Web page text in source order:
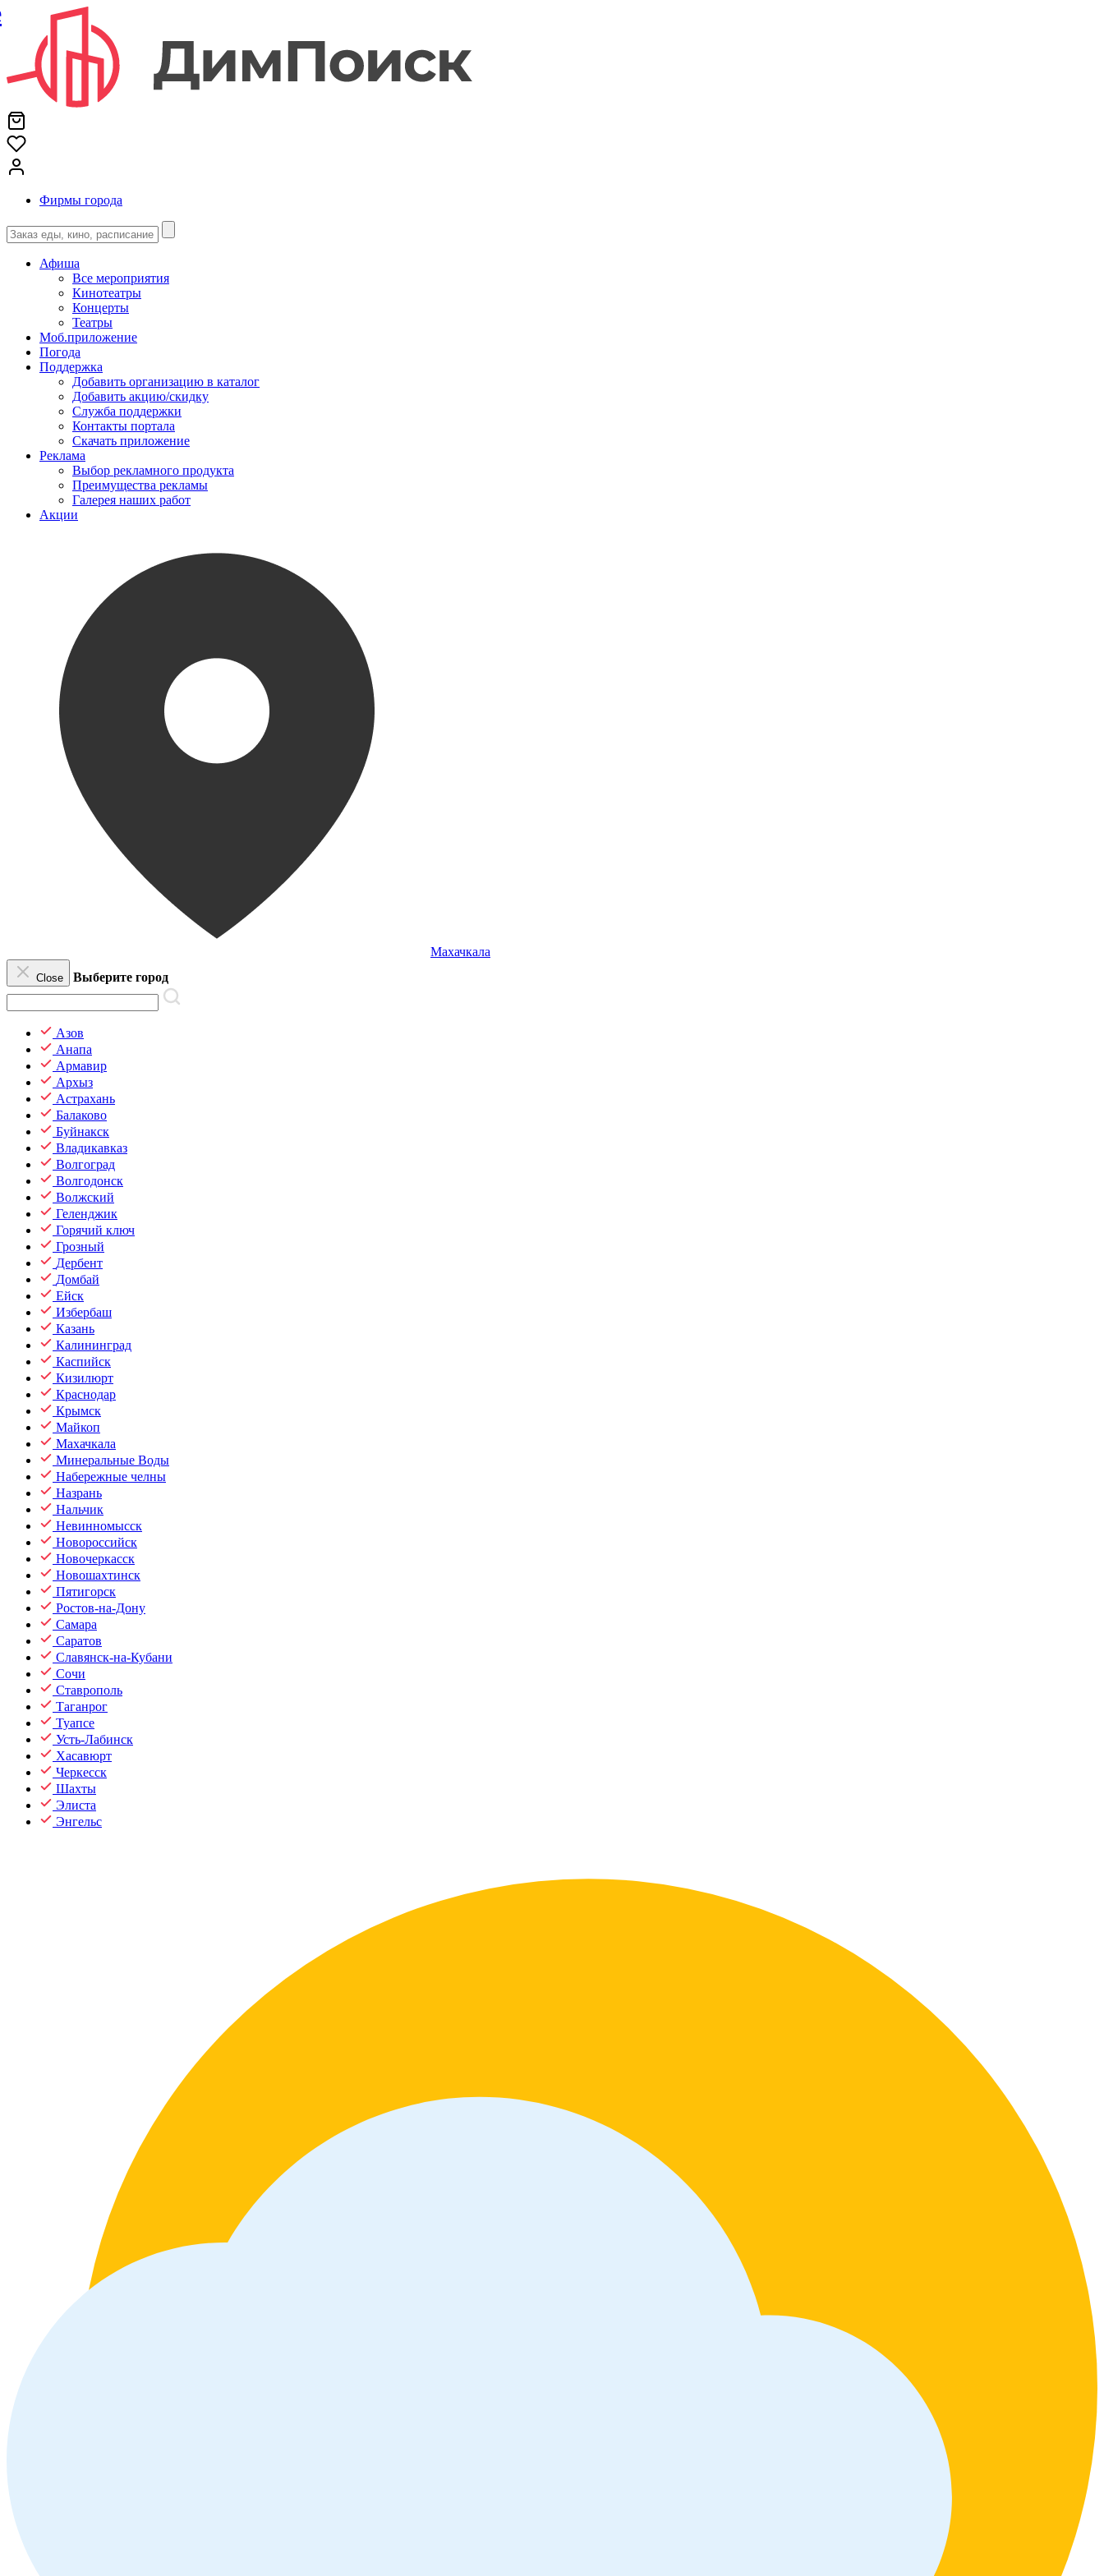
Фирмы города
Афиша
Все мероприятия
Кинотеатры
Концерты
Театры
Моб.приложение
Погода
Поддержка
Добавить организацию в каталог
Добавить акцию/скидку
Служба поддержки
Контакты портала
Скачать приложение
Реклама
Выбор рекламного продукта
Преимущества рекламы
Галерея наших работ
Акции
Махачкала
Close Выберите город
Азов
Анапа
Армавир
Архыз
Астрахань
Балаково
Буйнакск
Владикавказ
Волгоград
Волгодонск
Волжский
Геленджик
Горячий ключ
Грозный
Дербент
Домбай
Ейск
Избербаш
Казань
Калининград
Каспийск
Кизилюрт
Краснодар
Крымск
Майкоп
Махачкала
Минеральные Воды
Набережные челны
Назрань
Нальчик
Невинномысск
Новороссийск
Новочеркасск
Новошахтинск
Пятигорск
Ростов-на-Дону
Самара
Саратов
Славянск-на-Кубани
Сочи
Ставрополь
Таганрог
Туапсе
Усть-Лабинск
Хасавюрт
Черкесск
Шахты
Элиста
Энгельс